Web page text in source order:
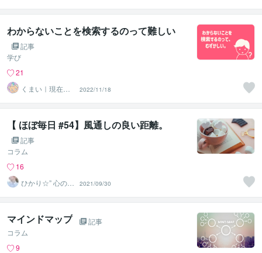
わからないことを検索するのって難しい
記事
学び
21
くまい｜現在お
休み中
2022/11/18
【 ほぼ毎日 #54】風通しの良い距離。
記事
コラム
16
ひかり☆” 心の休
憩室
2021/09/30
マインドマップ
記事
コラム
9